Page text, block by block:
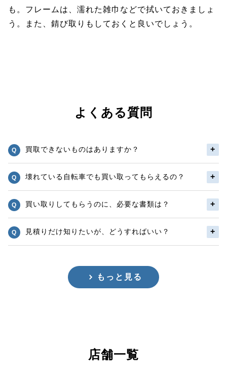
も。フレームは、濡れた雑巾などで拭いておきましょ
う。また、錆び取りもしておくと良いでしょう。
よくある質問
買取できないものはありますか？
壊れている自転車でも買い取ってもらえるの？
買い取りしてもらうのに、必要な書類は？
見積りだけ知りたいが、どうすればいい？
もっと見る
店舗一覧